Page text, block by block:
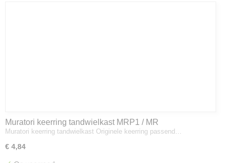
Muratori keerring tandwielkast MRP1 / MR
Muratori keerring tandwielkast Originele keerring passend…
€ 4,84